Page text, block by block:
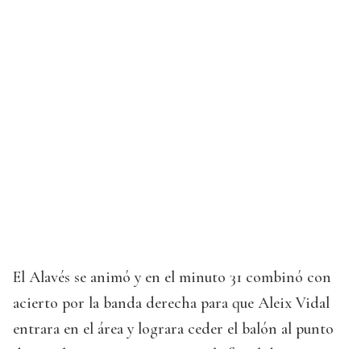
El Alavés se animó y en el minuto 31 combinó con
acierto por la banda derecha para que Aleix Vidal
entrara en el área y lograra ceder el balón al punto